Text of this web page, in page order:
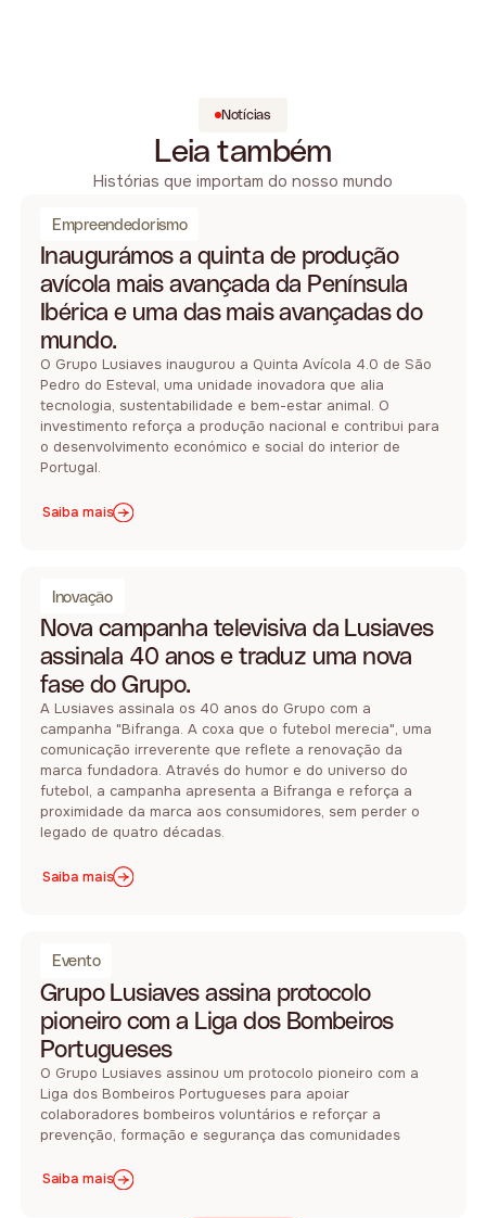
Notícias
Leia também
Histórias que importam do nosso mundo
Empreendedorismo
Inaugurámos a quinta de produção
avícola mais avançada da Península
Ibérica e uma das mais avançadas do
mundo.
O Grupo Lusiaves inaugurou a Quinta Avícola 4.0 de São
Pedro do Esteval, uma unidade inovadora que alia
tecnologia, sustentabilidade e bem-estar animal. O
investimento reforça a produção nacional e contribui para
o desenvolvimento económico e social do interior de
Portugal.
Saiba mais
Inovação
Nova campanha televisiva da Lusiaves
assinala 40 anos e traduz uma nova
fase do Grupo.
A Lusiaves assinala os 40 anos do Grupo com a
campanha "Bifranga. A coxa que o futebol merecia", uma
comunicação irreverente que reflete a renovação da
marca fundadora. Através do humor e do universo do
futebol, a campanha apresenta a Bifranga e reforça a
proximidade da marca aos consumidores, sem perder o
legado de quatro décadas.
Saiba mais
Evento
Grupo Lusiaves assina protocolo
pioneiro com a Liga dos Bombeiros
Portugueses
O Grupo Lusiaves assinou um protocolo pioneiro com a
Liga dos Bombeiros Portugueses para apoiar
colaboradores bombeiros voluntários e reforçar a
prevenção, formação e segurança das comunidades
Saiba mais